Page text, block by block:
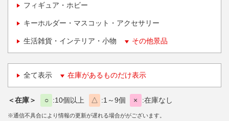
フィギュア・ホビー
キーホルダー・マスコット・アクセサリー
生活雑貨・インテリア・小物 その他景品
全て表示 在庫があるものだけ表示
＜在庫＞ ○ 10個以上 △ 1～9個 × 在庫なし
※通信不具合により情報の更新が遅れる場合ががございます。